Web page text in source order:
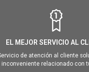
EL MEJOR SERVICIO AL
de atención al cliente
inconveniente relacionado con